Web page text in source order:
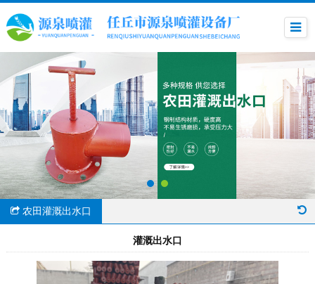
农田灌溉出水口
灌溉出水口